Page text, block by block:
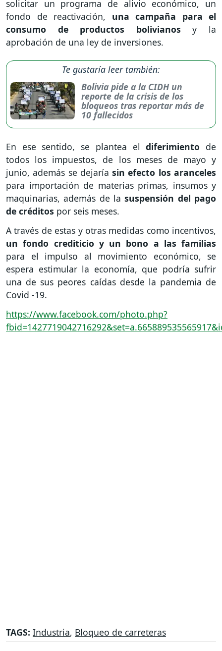
solicitar un programa de alivio económico, un
fondo de reactivación, una campaña para el
consumo de productos bolivianos y la
aprobación de una ley de inversiones.
Te gustaría leer también:
Bolivia pide a la CIDH un
reporte de la crisis de los
bloqueos tras reportar más de
10 fallecidos
En ese sentido, se plantea eldiferimiento de
todos los impuestos, de los meses de mayo y
junio, además se dejaríasin efecto los aranceles
para importación de materias primas, insumos y
maquinarias, además de lasuspensión del pago
de créditos por seis meses.
A través de estas y otras medidas como incentivos,
un fondo crediticio y un bono a las familias
para el impulso al movimiento económico, se
espera estimular la economía, que podría sufrir
una de sus peores caídas desde la pandemia de
Covid -19.
https://www.facebook.com/photo.php?
TAGS: Industria, Bloqueo de carreteras